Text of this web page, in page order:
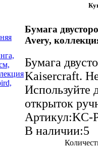
Бумага
Avery,
Бумага
Kaisercraft.
Используйте
открыток
Артикул:KC-
В наличии:5